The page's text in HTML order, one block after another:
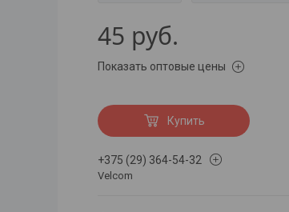
45 руб.
Показать оптовые цены
Купить
+375 (29) 364-54-32
Velcom